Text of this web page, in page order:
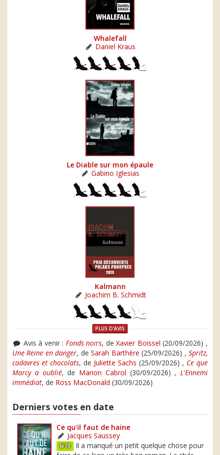
Whalefall
Daniel Kraus
Le Diable sur mon épaule
Gabino Iglesias
Kalmann
Joachim B. Schmidt
PLUS D'AVIS
Avis à venir : Fonds noirs, deXavier Boissel (20/09/2026) ,
Une Reine en danger, deSarah Barthère (25/09/2026) ,Spritz,
cadavres et chocolats, de Juliette Sachs (25/09/2026) , Ce que
Marcy a oublié, de Marion Cabrol (30/09/2026) , L'Ennemi
immédiat, de Ross MacDonald (30/09/2026)
Derniers votes en date
Ce qu'il faut de haine
Jacques Saussey
6/10 Il a manqué un petit quelque chose pour